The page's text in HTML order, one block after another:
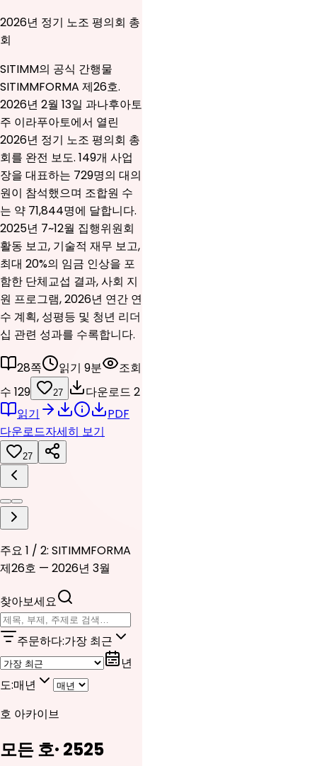
2026년 정기 노조 평의회 총
회
SITIMM의 공식 간행물
SITIMMFORMA 제26호.
2026년 2월 13일 과나후아토
주 이라푸아토에서 열린
2026년 정기 노조 평의회 총
회를 완전 보도. 149개 사업
장을 대표하는 729명의 대의
원이 참석했으며 조합원 수
는 약 71,844명에 달합니다.
2025년 7~12월 집행위원회
활동 보고, 기술적 재무 보고,
최대 20%의 임금 인상을 포
함한 단체교섭 결과, 사회 지
원 프로그램, 2026년 연간 연
수 계획, 성평등 및 청년 리더
십 관련 성과를 수록합니다.
28쪽 읽기 9분
조회
수 129
27
다운로드 2
읽기
PDF
다운로드자세히 보기
27
주요 1 / 2: SITIMMFORMA
제26호 — 2026년 3월
찾아보세요
주문하다:가장 최근
년
도:매년
호 아카이브
모든 호· 2525